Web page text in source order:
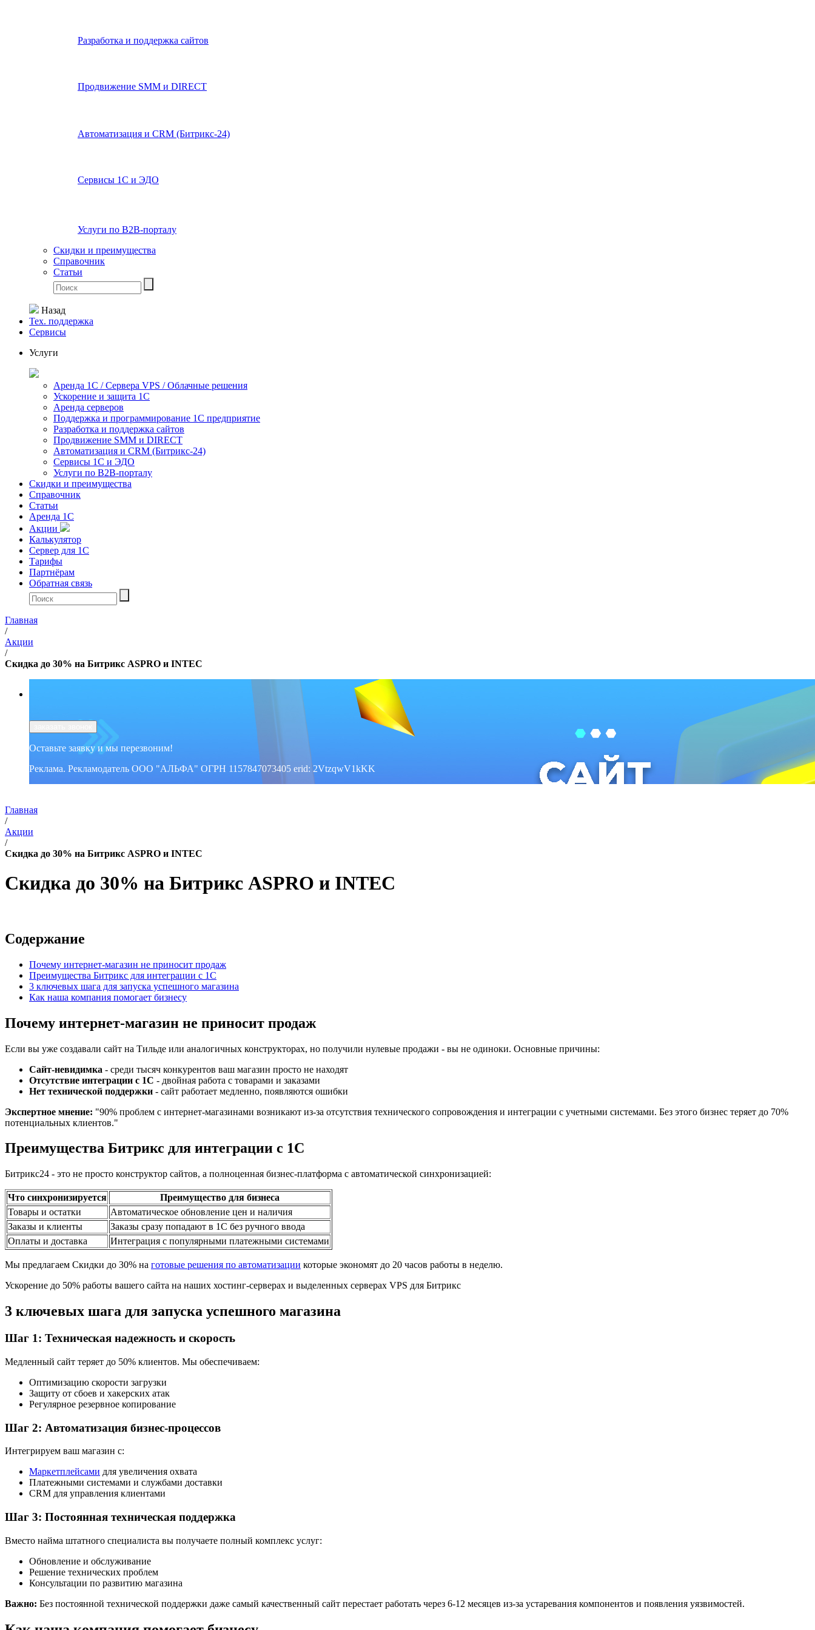
Разработка и поддержка сайтов
Продвижение SMM и DIRECT
Автоматизация и СRМ (Битрикс-24)
Сервисы 1С и ЭДО
Услуги по В2В-порталу
Скидки и преимущества
Справочник
Статьи
Назад
Тех. поддержка
Сервисы
Услуги
Аренда 1С / Сервера VPS / Облачные решения
Ускорение и защита 1С
Аренда серверов
Поддержка и программирование 1С предприятие
Разработка и поддержка сайтов
Продвижение SMM и DIRECT
Автоматизация и СRМ (Битрикс-24)
Сервисы 1С и ЭДО
Услуги по В2В-порталу
Скидки и преимущества
Справочник
Статьи
Аренда 1С
Акции
Калькулятор
Сервер для 1С
Тарифы
Партнёрам
Обратная связь
Главная
/
Акции
/
Скидка до 30% на Битрикс ASPRO и INTEC
Оставьте заявку и мы перезвоним!
Реклама. Рекламодатель ООО "АЛЬФА" ОГРН 1157847073405 erid: 2VtzqwV1kKK
Главная
/
Акции
/
Скидка до 30% на Битрикс ASPRO и INTEC
Скидка до 30% на Битрикс ASPRO и INTEC
Содержание
Почему интернет-магазин не приносит продаж
Преимущества Битрикс для интеграции с 1С
3 ключевых шага для запуска успешного магазина
Как наша компания помогает бизнесу
Почему интернет-магазин не приносит продаж
Если вы уже создавали сайт на Тильде или аналогичных конструкторах, но получили нулевые продажи - вы не одиноки. Основные причины:
Сайт-невидимка - среди тысяч конкурентов ваш магазин просто не находят
Отсутствие интеграции с 1С - двойная работа с товарами и заказами
Нет технической поддержки - сайт работает медленно, появляются ошибки
Экспертное мнение: "90% проблем с интернет-магазинами возникают из-за отсутствия технического сопровождения и интеграции с учетными системами. Без этого бизнес теряет до 70%
потенциальных клиентов."
Преимущества Битрикс для интеграции с 1С
Битрикс24 - это не просто конструктор сайтов, а полноценная бизнес-платформа с автоматической синхронизацией:
Что синхронизируется
Преимущество для бизнеса
Товары и остатки
Автоматическое обновление цен и наличия
Заказы и клиенты
Заказы сразу попадают в 1С без ручного ввода
Оплаты и доставка
Интеграция с популярными платежными системами
Мы предлагаем Скидки до 30% на готовые решения по автоматизации которые экономят до 20 часов работы в неделю.
Ускорение до 50% работы вашего сайта на наших хостинг-серверах и выделенных серверах VPS для Битрикс
3 ключевых шага для запуска успешного магазина
Шаг 1: Техническая надежность и скорость
Медленный сайт теряет до 50% клиентов. Мы обеспечиваем:
Оптимизацию скорости загрузки
Защиту от сбоев и хакерских атак
Регулярное резервное копирование
Шаг 2: Автоматизация бизнес-процессов
Интегрируем ваш магазин с:
Маркетплейсами для увеличения охвата
Платежными системами и службами доставки
CRM для управления клиентами
Шаг 3: Постоянная техническая поддержка
Вместо найма штатного специалиста вы получаете полный комплекс услуг:
Обновление и обслуживание
Решение технических проблем
Консультации по развитию магазина
Важно: Без постоянной технической поддержки даже самый качественный сайт перестает работать через 6-12 месяцев из-за устаревания компонентов и появления уязвимостей.